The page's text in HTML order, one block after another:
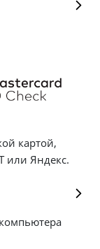
картой,
или Яндекс.